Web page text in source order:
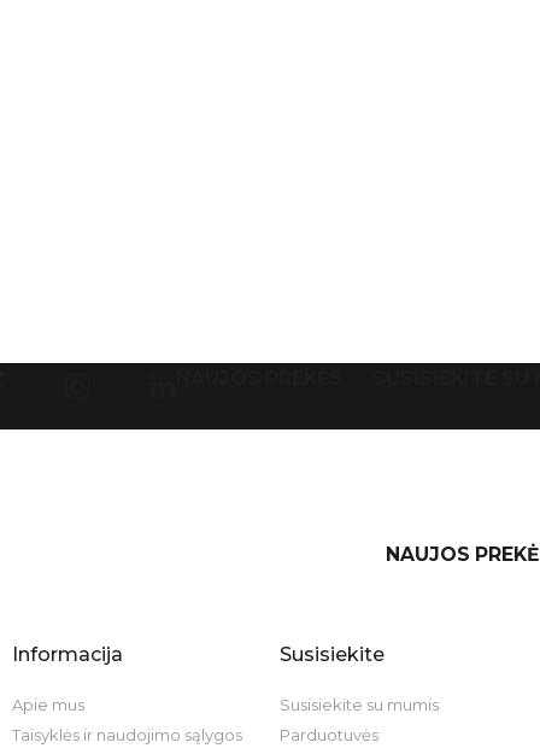
NAUJOS
Informacija
Apie mus
Taisyklės ir naudojimo sąlygos
Susisiekite
Susisiekite su mumis
Parduotuvės